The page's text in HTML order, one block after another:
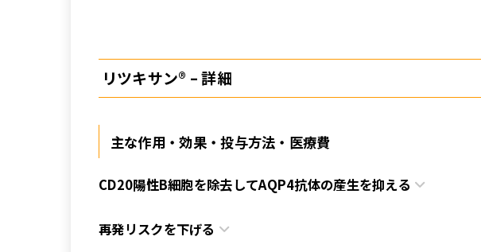
リツキサン® – 詳細
主な作用・効果・投与方法・医療費
CD20陽性B細胞を除去してAQP4抗体の産生を抑える
再発リスクを下げる